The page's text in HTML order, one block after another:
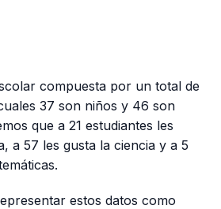
compuesta por un total de
37 son niños y 46 son
que a 21 estudiantes les
a 57 les gusta la ciencia y a 5
estos datos como